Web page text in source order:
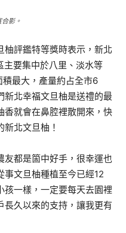
影。
柚評鑑特等獎時表示，新北
要集中於八里、淡水等
最大，產量約占全市6
新北幸福文旦柚是送禮的最
香就會在鼻腔裡散開來，快
北文旦柚！
友都是箇中好手，很幸運也
事文旦柚種植至今已經12
孩一樣，一定要每天去園裡
長久以來的支持，讓我更有